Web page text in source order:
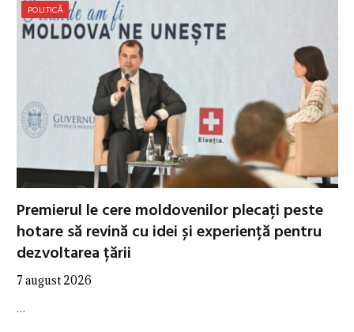
POLITICĂ
Premierul le cere moldovenilor plecați peste
hotare să revină cu idei și experiență pentru
dezvoltarea țării
7 august 2026
…